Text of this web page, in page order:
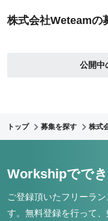
株式会社Weteamの
公開中
トップ 募集を探す 株式
Workshipでで
ご登録頂いたフリーラ
す。 無料登録を行って